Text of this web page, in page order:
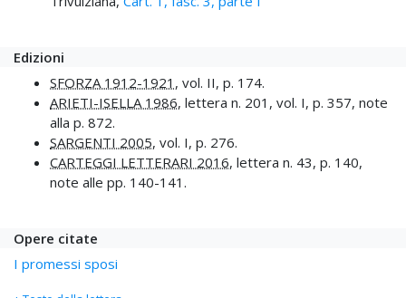
Edizioni
SFORZA 1912-1921 , vol. II, p. 174.
ARIETI-ISELLA 1986, lettera n. 201, vol. I, p. 357, note
alla p. 872.
SARGENTI 2005, vol. I, p. 276.
CARTEGGI LETTERARI 2016, lettera n. 43, p. 140,
note alle pp. 140-141.
Opere citate
I promessi sposi